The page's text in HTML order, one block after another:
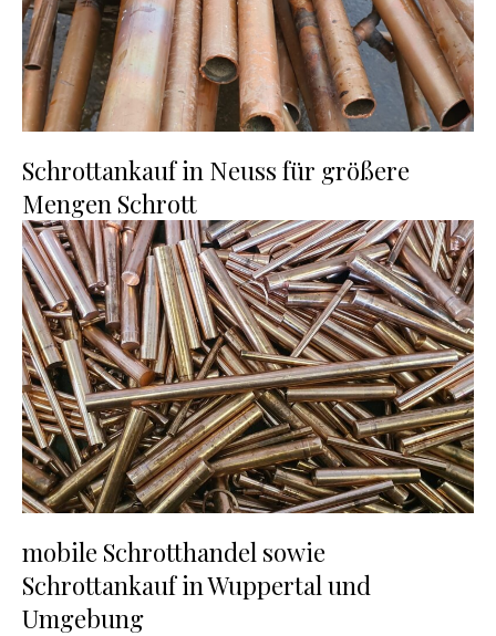
Schrottankauf in Neuss für größere
Mengen Schrott
mobile Schrotthandel sowie
Schrottankauf in Wuppertal und
Umgebung